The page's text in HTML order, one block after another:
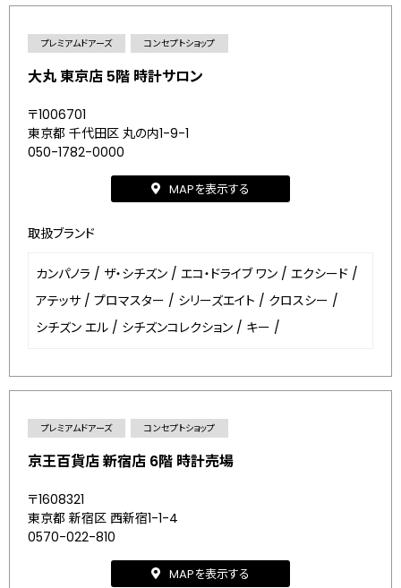
プレミアムドアーズ コンセプトショップ
大丸 東京店 5階 時計サロン
〒1006701
東京都 千代田区 丸の内1-9-1
050-1782-0000
MAPを表示する
取扱ブランド
カンパノラ / ザ・シチズン / エコ・ドライブ ワン / エクシード /
アテッサ / プロマスター / シリーズエイト / クロスシー /
シチズン エル / シチズンコレクション / キー /
プレミアムドアーズ コンセプトショップ
京王百貨店 新宿店 6階 時計売場
〒1608321
東京都 新宿区 西新宿1-1-4
0570-022-810
MAPを表示する